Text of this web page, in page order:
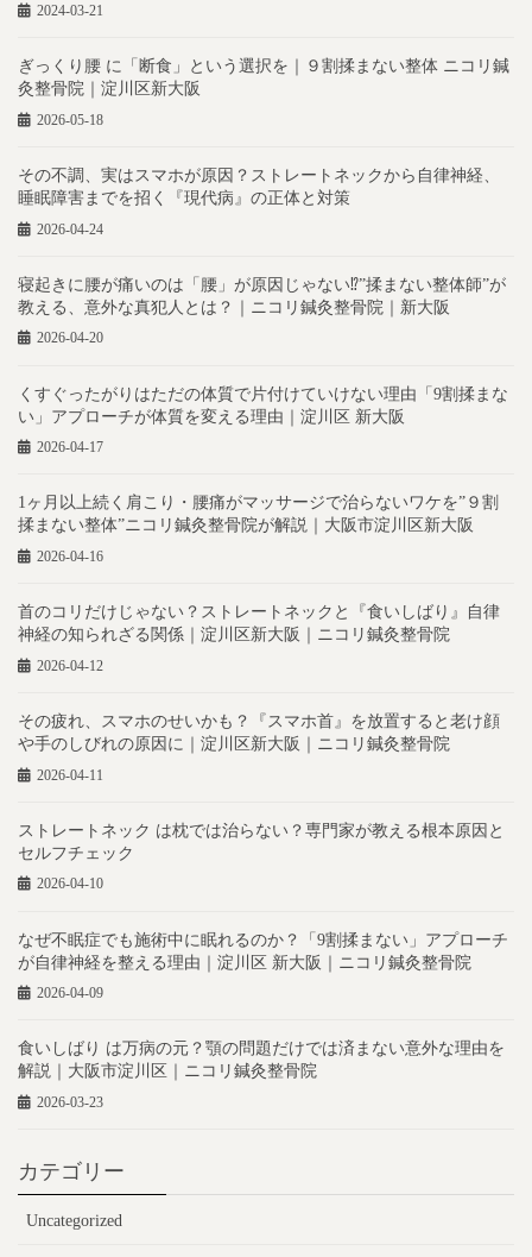
2024-03-21
ぎっくり腰 に「断食」という選択を｜９割揉まない整体 ニコリ鍼
灸整骨院｜淀川区新大阪
2026-05-18
その不調、実はスマホが原因？ストレートネックから自律神経、
睡眠障害までを招く『現代病』の正体と対策
2026-04-24
寝起きに腰が痛いのは「腰」が原因じゃない⁉︎”揉まない整体師”が
教える、意外な真犯人とは？｜ニコリ鍼灸整骨院｜新大阪
2026-04-20
くすぐったがりはただの体質で片付けていけない理由「9割揉まな
い」アプローチが体質を変える理由｜淀川区 新大阪
2026-04-17
1ヶ月以上続く肩こり・腰痛がマッサージで治らないワケを”９割
揉まない整体”ニコリ鍼灸整骨院が解説｜大阪市淀川区新大阪
2026-04-16
首のコリだけじゃない？ストレートネックと『食いしばり』自律
神経の知られざる関係｜淀川区新大阪｜ニコリ鍼灸整骨院
2026-04-12
その疲れ、スマホのせいかも？『スマホ首』を放置すると老け顔
や手のしびれの原因に｜淀川区新大阪｜ニコリ鍼灸整骨院
2026-04-11
ストレートネック は枕では治らない？専門家が教える根本原因と
セルフチェック
2026-04-10
なぜ不眠症でも施術中に眠れるのか？「9割揉まない」アプローチ
が自律神経を整える理由｜淀川区 新大阪｜ニコリ鍼灸整骨院
2026-04-09
食いしばり は万病の元？顎の問題だけでは済まない意外な理由を
解説｜大阪市淀川区｜ニコリ鍼灸整骨院
2026-03-23
カテゴリー
Uncategorized